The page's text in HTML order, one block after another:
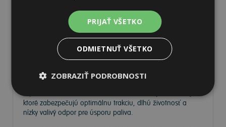
Vyberte si kvalitnépneumatikypre bezpečnú, komfortnú a
úspornú jazdu. Na
Tire.sknájdete široký výber pneumatík
pre rôzne typy vozidiel a jazdných podmienok.
Ponúkameprémiové značky, akoContinental Barum
Semperit, ako aj ďalších výrobcov:Goodyear
Michelin ,Pirelli,DunlopaNokian.
ktoré zabezpečujú optimálnu trakciu, dlhú životnosť a
nízky valivý odpor pre úsporu paliva.
PRIJAŤ VŠETKO
ODMIETNUŤ VŠETKO
ZOBRAZIŤ PODROBNOSTI